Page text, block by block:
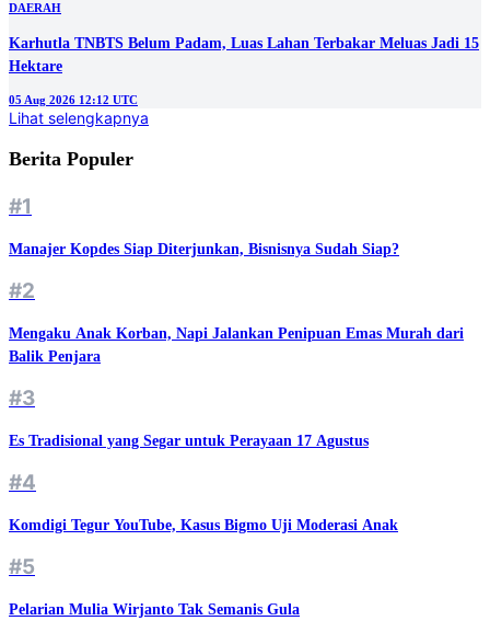
DAERAH
Karhutla TNBTS Belum Padam, Luas Lahan Terbakar Meluas Jadi 15
Hektare
05 Aug 2026 12:12 UTC
Lihat selengkapnya
Berita Populer
#1
Manajer Kopdes Siap Diterjunkan, Bisnisnya Sudah Siap?
#2
Mengaku Anak Korban, Napi Jalankan Penipuan Emas Murah dari
Balik Penjara
#3
Es Tradisional yang Segar untuk Perayaan 17 Agustus
#4
Komdigi Tegur YouTube, Kasus Bigmo Uji Moderasi Anak
#5
Pelarian Mulia Wirjanto Tak Semanis Gula